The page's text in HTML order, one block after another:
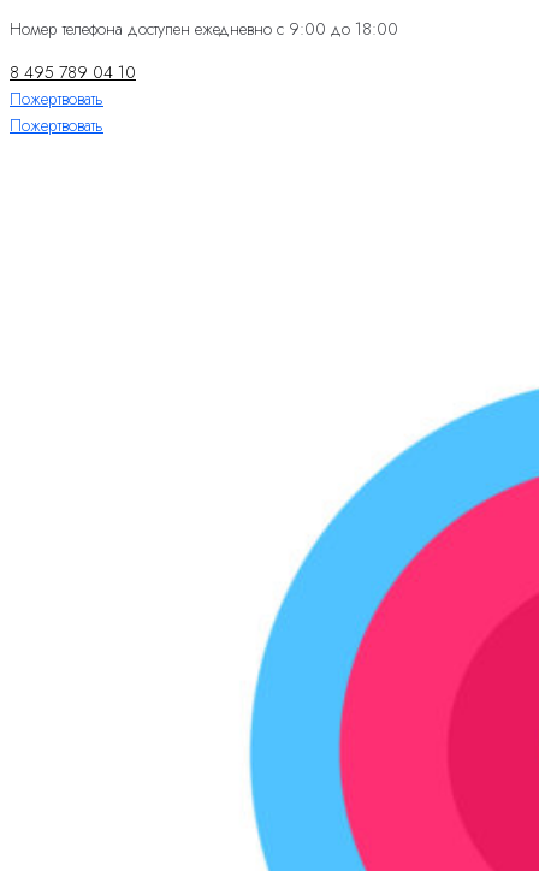
Номер телефона доступен ежедневно с 9:00 до 18:00
8 495 789 04 10
Пожертвовать
Пожертвовать